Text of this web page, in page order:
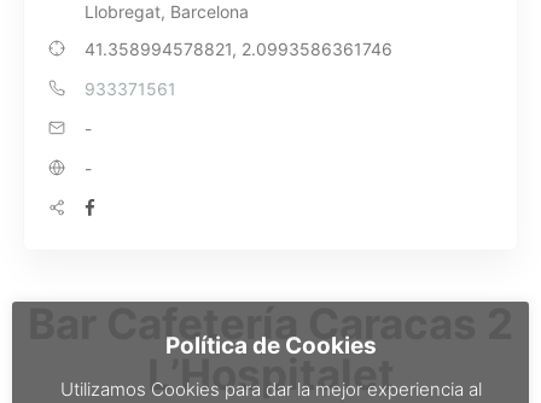
Llobregat, Barcelona
41.358994578821, 2.0993586361746
933371561
-
-
Bar Cafetería Caracas 2
L’Hospitalet
Política de Cookies
Utilizamos Cookies para dar la mejor experiencia al